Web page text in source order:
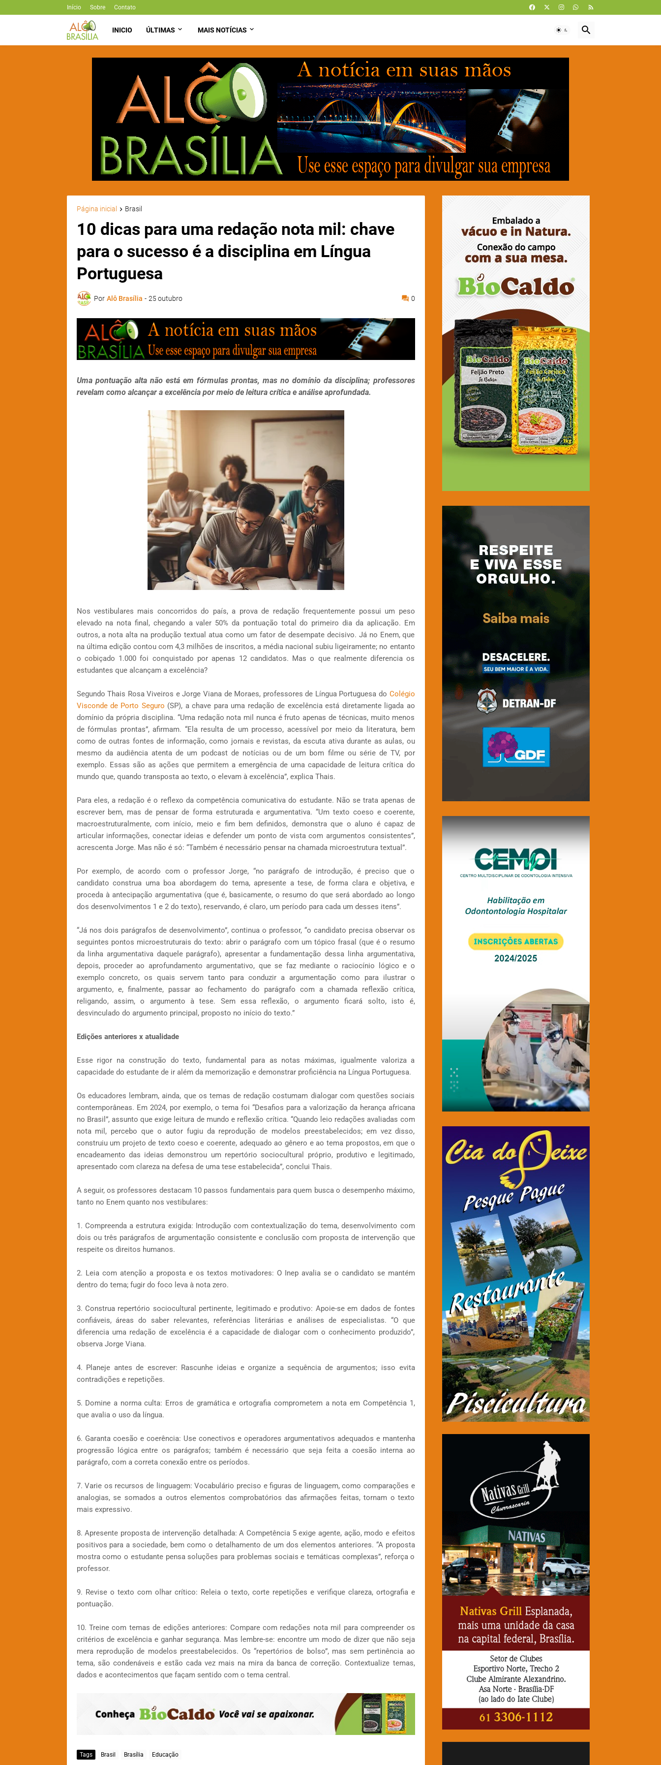
Início Sobre Contato
INICIO ÚLTIMAS MAIS NOTÍCIAS
Página inicial Brasil
10 dicas para uma redação nota mil: chave
para o sucesso é a disciplina em Língua
Portuguesa
Por Alô Brasília - 25 outubro 0
Uma pontuação alta não está em fórmulas prontas, mas no domínio da disciplina; professores
revelam como alcançar a excelência por meio de leitura crítica e análise aprofundada.
Nos vestibulares mais concorridos do país, a prova de redação frequentemente possui um peso
elevado na nota final, chegando a valer 50% da pontuação total do primeiro dia da aplicação. Em
outros, a nota alta na produção textual atua como um fator de desempate decisivo. Já no Enem, que
na última edição contou com 4,3 milhões de inscritos, a média nacional subiu ligeiramente; no entanto
o cobiçado 1.000 foi conquistado por apenas 12 candidatos. Mas o que realmente diferencia os
estudantes que alcançam a excelência?
Segundo Thais Rosa Viveiros e Jorge Viana de Moraes, professores de Língua Portuguesa do Colégio
Visconde de Porto Seguro (SP), a chave para uma redação de excelência está diretamente ligada ao
domínio da própria disciplina. “Uma redação nota mil nunca é fruto apenas de técnicas, muito menos
de fórmulas prontas”, afirmam. “Ela resulta de um processo, acessível por meio da literatura, bem
como de outras fontes de informação, como jornais e revistas, da escuta ativa durante as aulas, ou
mesmo da audiência atenta de um podcast de notícias ou de um bom filme ou série de TV, por
exemplo. Essas são as ações que permitem a emergência de uma capacidade de leitura crítica do
mundo que, quando transposta ao texto, o elevam à excelência”, explica Thais.
Para eles, a redação é o reflexo da competência comunicativa do estudante. Não se trata apenas de
escrever bem, mas de pensar de forma estruturada e argumentativa. “Um texto coeso e coerente,
macroestruturalmente, com início, meio e fim bem definidos, demonstra que o aluno é capaz de
articular informações, conectar ideias e defender um ponto de vista com argumentos consistentes”,
acrescenta Jorge. Mas não é só: “Também é necessário pensar na chamada microestrutura textual”.
Por exemplo, de acordo com o professor Jorge, “no parágrafo de introdução, é preciso que o
candidato construa uma boa abordagem do tema, apresente a tese, de forma clara e objetiva, e
proceda à antecipação argumentativa (que é, basicamente, o resumo do que será abordado ao longo
dos desenvolvimentos 1 e 2 do texto), reservando, é claro, um período para cada um desses itens”.
“Já nos dois parágrafos de desenvolvimento”, continua o professor, “o candidato precisa observar os
seguintes pontos microestruturais do texto: abrir o parágrafo com um tópico frasal (que é o resumo
da linha argumentativa daquele parágrafo), apresentar a fundamentação dessa linha argumentativa,
depois, proceder ao aprofundamento argumentativo, que se faz mediante o raciocínio lógico e o
exemplo concreto, os quais servem tanto para conduzir a argumentação como para ilustrar o
argumento, e, finalmente, passar ao fechamento do parágrafo com a chamada reflexão crítica,
religando, assim, o argumento à tese. Sem essa reflexão, o argumento ficará solto, isto é,
desvinculado do argumento principal, proposto no início do texto.”
Edições anteriores x atualidade
Esse rigor na construção do texto, fundamental para as notas máximas, igualmente valoriza a
capacidade do estudante de ir além da memorização e demonstrar proficiência na Língua Portuguesa.
Os educadores lembram, ainda, que os temas de redação costumam dialogar com questões sociais
contemporâneas. Em 2024, por exemplo, o tema foi “Desafios para a valorização da herança africana
no Brasil”, assunto que exige leitura de mundo e reflexão crítica. “Quando leio redações avaliadas com
nota mil, percebo que o autor fugiu da reprodução de modelos preestabelecidos; em vez disso,
construiu um projeto de texto coeso e coerente, adequado ao gênero e ao tema propostos, em que o
encadeamento das ideias demonstrou um repertório sociocultural próprio, produtivo e legitimado,
apresentado com clareza na defesa de uma tese estabelecida”, conclui Thais.
A seguir, os professores destacam 10 passos fundamentais para quem busca o desempenho máximo,
tanto no Enem quanto nos vestibulares:
1. Compreenda a estrutura exigida: Introdução com contextualização do tema, desenvolvimento com
dois ou três parágrafos de argumentação consistente e conclusão com proposta de intervenção que
respeite os direitos humanos.
2. Leia com atenção a proposta e os textos motivadores: O Inep avalia se o candidato se mantém
dentro do tema; fugir do foco leva à nota zero.
3. Construa repertório sociocultural pertinente, legitimado e produtivo: Apoie-se em dados de fontes
confiáveis, áreas do saber relevantes, referências literárias e análises de especialistas. “O que
diferencia uma redação de excelência é a capacidade de dialogar com o conhecimento produzido”,
observa Jorge Viana.
4. Planeje antes de escrever: Rascunhe ideias e organize a sequência de argumentos; isso evita
contradições e repetições.
5. Domine a norma culta: Erros de gramática e ortografia comprometem a nota em Competência 1,
que avalia o uso da língua.
6. Garanta coesão e coerência: Use conectivos e operadores argumentativos adequados e mantenha
progressão lógica entre os parágrafos; também é necessário que seja feita a coesão interna ao
parágrafo, com a correta conexão entre os períodos.
7. Varie os recursos de linguagem: Vocabulário preciso e figuras de linguagem, como comparações e
analogias, se somados a outros elementos comprobatórios das afirmações feitas, tornam o texto
mais expressivo.
8. Apresente proposta de intervenção detalhada: A Competência 5 exige agente, ação, modo e efeitos
positivos para a sociedade, bem como o detalhamento de um dos elementos anteriores. “A proposta
mostra como o estudante pensa soluções para problemas sociais e temáticas complexas”, reforça o
professor.
9. Revise o texto com olhar crítico: Releia o texto, corte repetições e verifique clareza, ortografia e
pontuação.
10. Treine com temas de edições anteriores: Compare com redações nota mil para compreender os
critérios de excelência e ganhar segurança. Mas lembre-se: encontre um modo de dizer que não seja
mera reprodução de modelos preestabelecidos. Os “repertórios de bolso”, mas sem pertinência ao
tema, são condenáveis e estão cada vez mais na mira da banca de correção. Contextualize temas,
dados e acontecimentos que façam sentido com o tema central.
Tags Brasil Brasília Educação